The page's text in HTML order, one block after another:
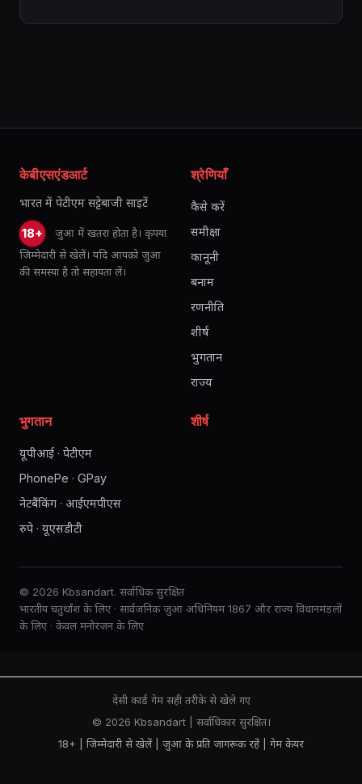
केबीएसएंडआर्ट
भारत में पेटीएम सट्टेबाजी साइटें
18+
जुआ में खतरा होता है। कृपया
जिम्मेदारी से खेलें। यदि आपको जुआ
की समस्या है तो सहायता लें।
श्रेणियाँ
कैसे करें
समीक्षा
कानूनी
बनाम
रणनीति
शीर्ष
भुगतान
राज्य
भुगतान
यूपीआई · पेटीएम
PhonePe · GPay
नेटबैंकिंग · आईएमपीएस
रुपे · यूएसडीटी
शीर्ष
© 2026 Kbsandart. सर्वाधिक सुरक्षित
भारतीय चतुर्थांश के लिए · सार्वजनिक जुआ अधिनियम 1867 और राज्य विधानमंडलों
के लिए · केवल मनोरंजन के लिए
देसी कार्ड गेम सही तरीके से खेले गए
© 2026 Kbsandart | सर्वाधिकार सुरक्षित।
18+ | जिम्मेदारी से खेलें | जुआ के प्रति जागरूक रहें| गेम केयर